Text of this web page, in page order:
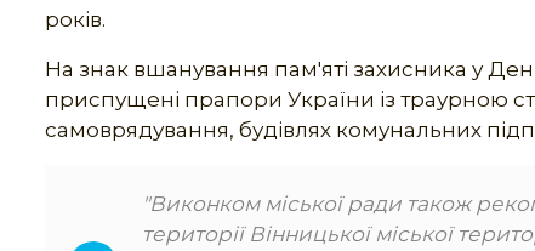
років.
На знак вшанування пам'яті захисника у
приспущені прапори України із траурною
самоврядування, будівлях комунальних
"Виконком міської ради також
території Вінницької міської